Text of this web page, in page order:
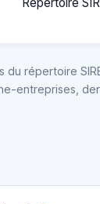
répertoire
entreprises,